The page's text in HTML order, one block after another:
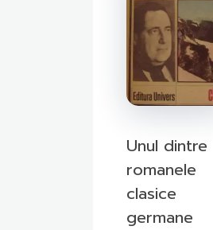
Unul dintre
romanele
clasice
germane